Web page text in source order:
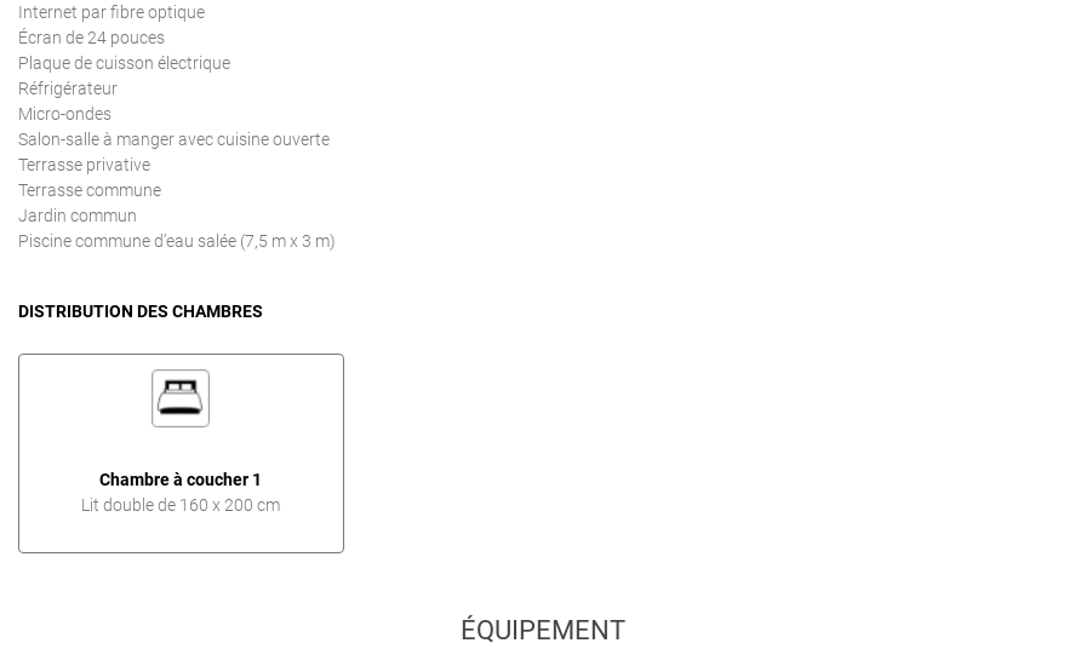
Internet par fibre optique
Écran de 24 pouces
Plaque de cuisson électrique
Réfrigérateur
Micro-ondes
Salon-salle à manger avec cuisine ouverte
Terrasse privative
Terrasse commune
Jardin commun
Piscine commune d’eau salée (7,5 m x 3 m)
DISTRIBUTION DES CHAMBRES
Chambre à coucher 1
Lit double de 160 x 200 cm
ÉQUIPEMENT